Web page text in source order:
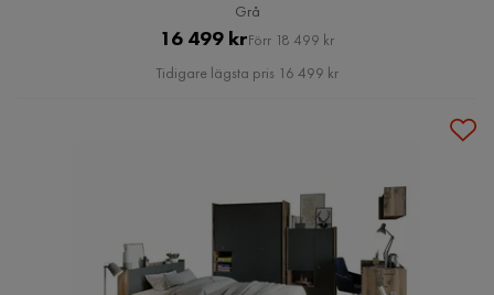
Grå
Pris
16 499 krOriginal
Pris
Förr 18 499 kr
Tidigare lägsta pris 16 499 kr